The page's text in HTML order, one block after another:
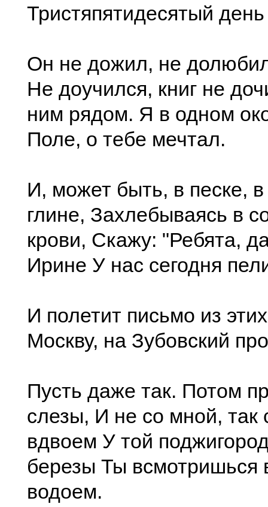
Тристяпятидесятый
Он не дожил, не
Не доучился, книг не
ним рядом. Я в одном
Поле, о тебе мечтал.
И, может быть, в песке,
глине, Захлебываясь в
крови, Скажу: "Ребята,
Ирине У нас сегодня
И полетит письмо из
Москву, на Зубовский
Пусть даже так. Потом
слезы, И не со мной, так
вдвоем У той
березы Ты всмотришься
водоем.